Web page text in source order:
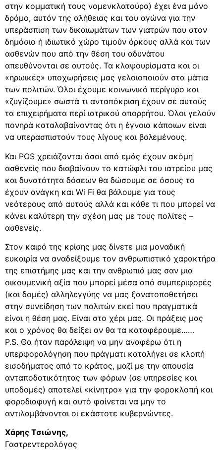
στην κομματική τους νομενκλατούρα) έχει ένα μόνο
δρόμο, αυτόν της αλήθειας και του αγώνα για την
υπεράσπιση των δικαιωμάτων των γιατρών που στον
δημόσιο ή ιδιωτικό χώρο τιμούν όρκους αλλά και των
ασθενών που από την θέση του αδυνάτου
απευθύνονται σε αυτούς. Τα κλαψουρίσματα και οι
«ηρωικές» υποχωρήσεις μας γελοιοποιούν στα μάτια
των πολιτών. Όλοι έχουμε κοινωνικό περίγυρο και
«ζυγίζουμε» σωστά τι ανταπόκριση έχουν σε αυτούς
τα επιχειρήματα περί ιατρικού απορρήτου. Όλοι γελούν
πονηρά καταλαβαίνοντας ότι η έγνοια κάποιων είναι
να υπερασπιστούν τους λίγους και βολεμένους.
Και POS χρειάζονται όσοι από εμάς έχουν ακόμη
ασθενείς που διαβαίνουν το κατώφλι του ιατρείου μας
και δυνατότητα δόσεων θα δώσουμε σε όσους το
έχουν ανάγκη και Wi Fi θα βάλουμε για τους
νεότερους από αυτούς αλλά και κάθε τι που μπορεί να
κάνει καλύτερη την σχέση μας με τους πολίτες –
ασθενείς.
Στον καιρό της κρίσης μας δίνετε μια μοναδική
ευκαιρία να αναδείξουμε τον ανθρωπιστικό χαρακτήρα
της επιστήμης μας και την ανθρωπιά μας σαν μια
οικουμενική αξία που μπορεί μέσα από συμπεριφορές
(και δομές) αλληλεγγύης να μας ξανατοποθετήσει
στην συνείδηση των πολιτών εκεί που πραγματικά
είναι η θέση μας. Είναι στο χέρι μας. Οι πράξεις μας
και ο χρόνος θα δείξει αν θα τα καταφέρουμε……
P.S. Θα ήταν παράλειψη να μην αναφέρω ότι η
υπερφορολόγηση που πράγματι καταλήγει σε κλοπή
εισοδήματος από το κράτος, μαζί με την απουσία
ανταποδοτικότητας των φόρων (σε υπηρεσίες και
υποδομές) αποτελεί «κίνητρο» για την φοροκλοπή και
φοροδιαφυγή και αυτό φαίνεται να μην το
αντιλαμβάνονται οι εκάστοτε κυβερνώντες.
Χάρης Τσιώνης,
Γαστρεντερολόγος